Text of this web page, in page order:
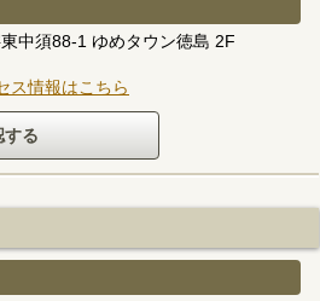
中須88-1 ゆめタウン徳島 2F
ス情報はこちら